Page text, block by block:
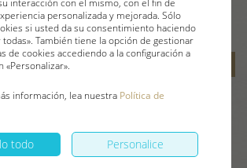
boletín de noticias
y alquileres turístico|Política de privacidad|Gestionar
interacción con el mismo, con el fin de
personalizada y mejorada. Sólo
si usted da su consentimiento haciendo
todas». También tiene la opción de gestionar
de cookies accediendo a la configuración a
«Personalizar».
información, lea nuestra Política de
todo Personalice